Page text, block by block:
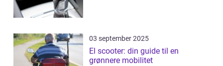
03 september 2025
El scooter: din guide til en
grønnere mobilitet